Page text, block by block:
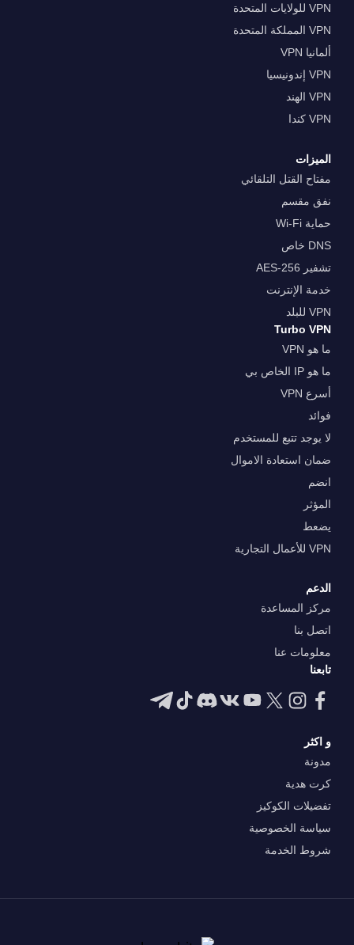
VPN للولايات المتحدة
VPN المملكة المتحدة
ألمانيا VPN
VPN إندونيسيا
VPN الهند
VPN كندا
الميزات
مفتاح القتل التلقائي
نفق مقسم
حماية Wi-Fi
DNS خاص
تشفير AES-256
خدمة الإنترنت
VPN للبلد
Turbo VPN
ما هو VPN
ما هو IP الخاص بي
أسرع VPN
فوائد
لا يوجد تتبع للمستخدم
ضمان استعادة الاموال
انضم
المؤثر
يضعط
VPN للأعمال التجارية
الدعم
مركز المساعدة
اتصل بنا
معلومات عنا
تابعنا
و اكثر
مدونة
كرت هدية
تفضيلات الكوكيز
سياسة الخصوصية
شروط الخدمة